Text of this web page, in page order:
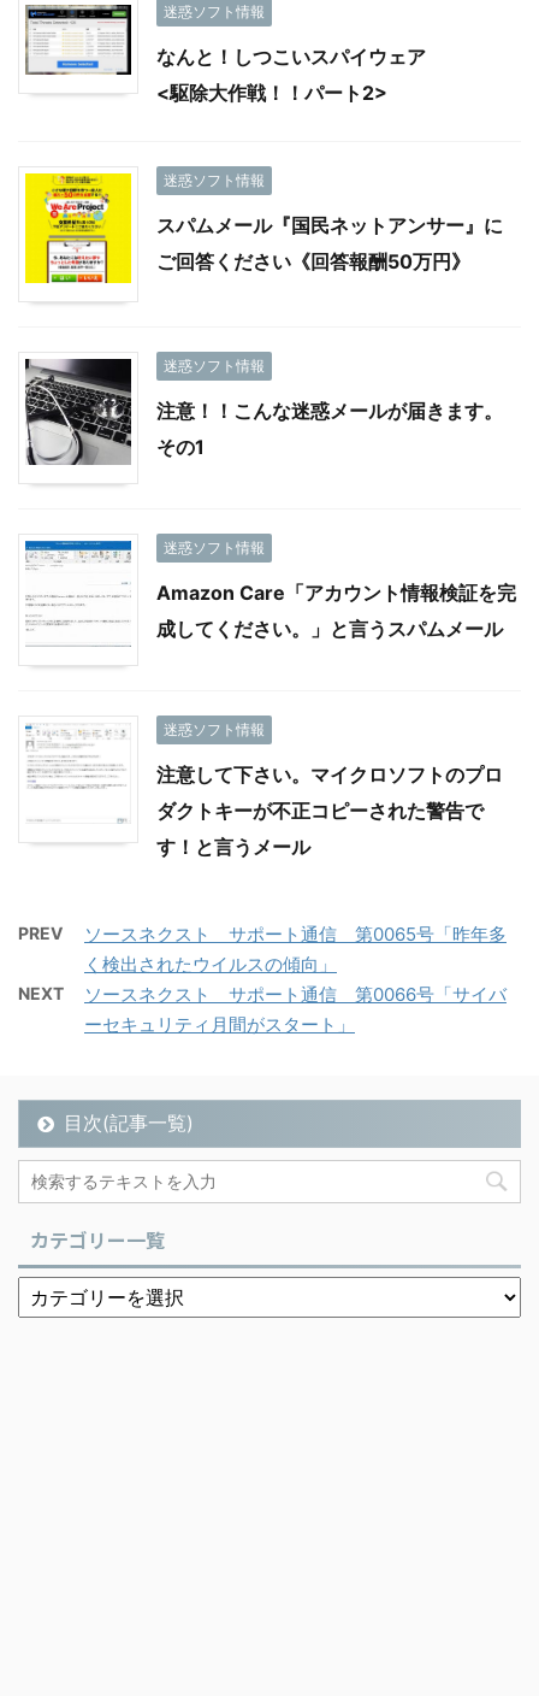
迷惑ソフト情報
なんと！しつこいスパイウェア
<駆除大作戦！！パート2>
迷惑ソフト情報
スパムメール『国民ネットアンサー』に
ご回答ください《回答報酬50万円》
迷惑ソフト情報
注意！！こんな迷惑メールが届きます。
その1
迷惑ソフト情報
Amazon Care「アカウント情報検証を完
成してください。」と言うスパムメール
迷惑ソフト情報
注意して下さい。マイクロソフトのプロ
ダクトキーが不正コピーされた警告で
す！と言うメール
PREV
ソースネクスト サポート通信 第0065号「昨年多
く検出されたウイルスの傾向」
NEXT
ソースネクスト サポート通信 第0066号「サイバ
ーセキュリティ月間がスタート」
目次(記事一覧)
カテゴリー一覧